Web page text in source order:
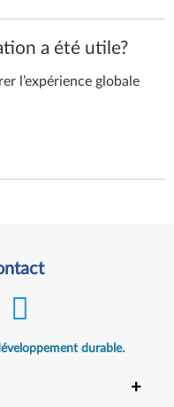
a été utile?
l’expérience globale
durable.
+